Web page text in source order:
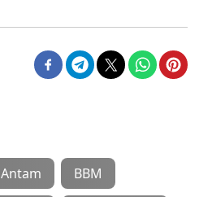
Antam BBM